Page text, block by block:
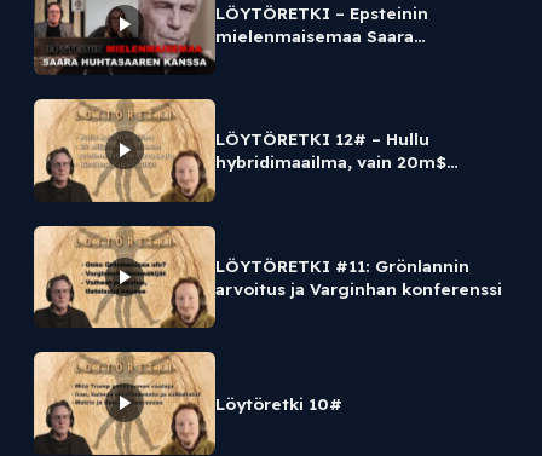
LÖYTÖRETKI – Epsteinin
mielenmaisemaa Saara
Huhtasaaren kanssa
LÖYTÖRETKI 12# – Hullu
hybridimaailma, vain 20m$
LÖYTÖRETKI #11: Grönlannin
arvoitus ja Varginhan konferenssi
Löytöretki 10#